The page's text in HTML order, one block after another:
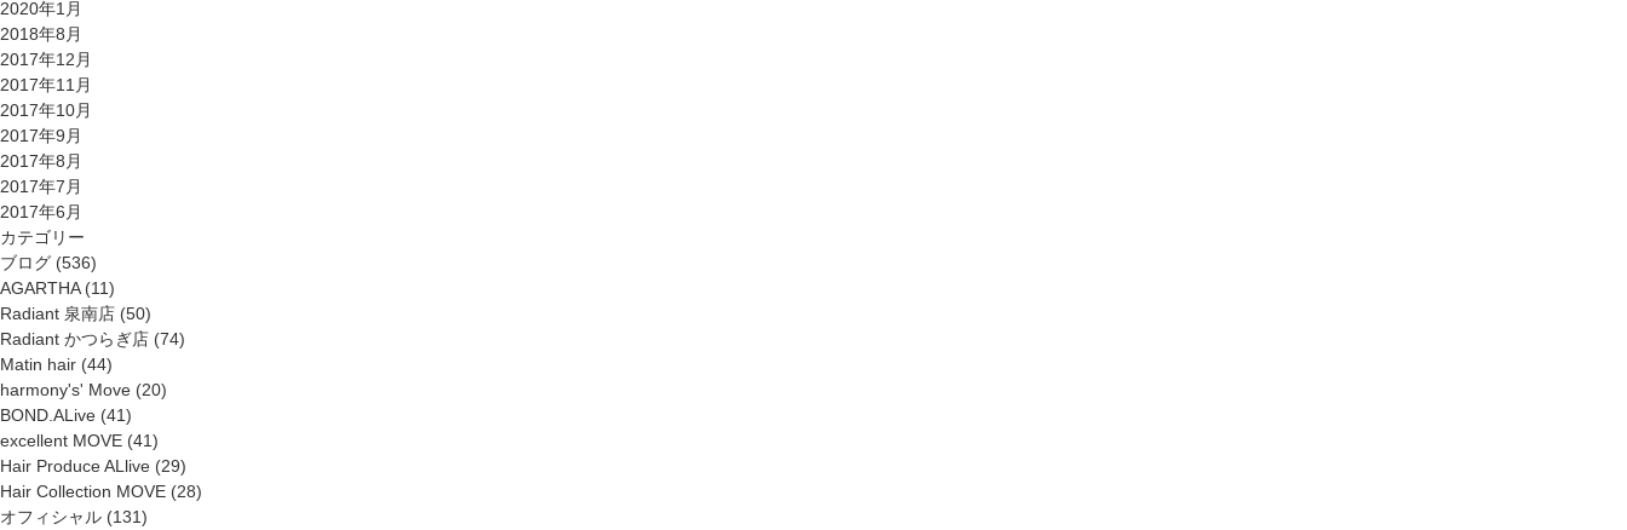
2020年1月
2018年8月
2017年12月
2017年11月
2017年10月
2017年9月
2017年8月
2017年7月
2017年6月
カテゴリー
ブログ (536)
AGARTHA(11)
Radiant 泉南店 (50)
Radiant かつらぎ店 (74)
Matin hair (44)
harmony's' Move (20)
BOND.ALive (41)
excellent MOVE (41)
Hair Produce ALlive (29)
Hair Collection MOVE (28)
オフィシャル (131)